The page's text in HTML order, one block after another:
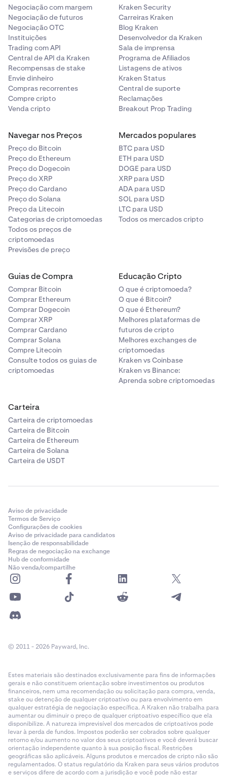
Negociação com margem
Negociação de futuros
Negociação OTC
Instituições
Trading com API
Central de API da Kraken
Recompensas de stake
Envie dinheiro
Compras recorrentes
Compre cripto
Venda cripto
Kraken Security
Carreiras Kraken
Blog Kraken
Desenvolvedor da Kraken
Sala de imprensa
Programa de Afiliados
Listagens de ativos
Kraken Status
Central de suporte
Reclamações
Breakout Prop Trading
Navegar nos Preços
Preço do Bitcoin
Preço do Ethereum
Preço do Dogecoin
Preço do XRP
Preço do Cardano
Preço do Solana
Preço da Litecoin
Categorias de criptomoedas
Todos os preços de
criptomoedas
Previsões de preço
Mercados populares
BTC para USD
ETH para USD
DOGE para USD
XRP para USD
ADA para USD
SOL para USD
LTC para USD
Todos os mercados cripto
Guias de Compra
Comprar Bitcoin
Comprar Ethereum
Comprar Dogecoin
Comprar XRP
Comprar Cardano
Comprar Solana
Compre Litecoin
Consulte todos os guias de
criptomoedas
Educação Cripto
O que é criptomoeda?
O que é Bitcoin?
O que é Ethereum?
Melhores plataformas de
futuros de cripto
Melhores exchanges de
criptomoedas
Kraken vs Coinbase
Kraken vs Binance:
Aprenda sobre criptomoedas
Carteira
Carteira de criptomoedas
Carteira de Bitcoin
Carteira de Ethereum
Carteira de Solana
Carteira de USDT
Aviso de privacidade
Termos de Serviço
Configurações de cookies
Aviso de privacidade para candidatos
Isenção de responsabilidade
Regras de negociação na exchange
Hub de conformidade
Não venda/compartilhe
© 2011 - 2026 Payward, Inc.
Estes materiais são destinados exclusivamente para fins de informações
gerais e não constituem orientação sobre investimentos ou produtos
financeiros, nem uma recomendação ou solicitação para compra, venda,
stake ou detenção de qualquer criptoativo ou para envolvimento em
qualquer estratégia de negociação específica. A Kraken não trabalha para
aumentar ou diminuir o preço de qualquer criptoativo específico que ela
disponibilize. A natureza imprevisível dos mercados de criptoativos pode
levar à perda de fundos. Impostos poderão ser cobrados sobre qualquer
retorno e/ou aumento no valor dos seus criptoativos e você deverá buscar
orientação independente quanto à sua posição fiscal. Restrições
geográficas são aplicáveis. Alguns produtos e mercados de cripto não são
regulamentados. O status regulatório da Kraken para seus vários produtos
e serviços difere de acordo com a jurisdição e você pode não estar